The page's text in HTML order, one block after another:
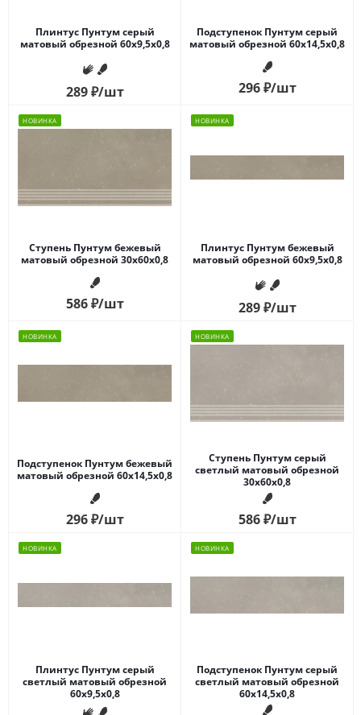
Плинтус Пунтум серый
матовый обрезной 60x9,5x0,8
289₽/шт
Подступенок Пунтум серый
матовый обрезной 60x14,5x0,8
296₽/шт
НОВИНКА
Ступень Пунтум бежевый
матовый обрезной 30x60x0,8
586₽/шт
НОВИНКА
Плинтус Пунтум бежевый
матовый обрезной 60x9,5x0,8
289₽/шт
НОВИНКА
Подступенок Пунтум бежевый
матовый обрезной 60x14,5x0,8
296₽/шт
НОВИНКА
Ступень Пунтум серый
светлый матовый обрезной
30x60x0,8
586₽/шт
НОВИНКА
Плинтус Пунтум серый
светлый матовый обрезной
60x9,5x0,8
НОВИНКА
Подступенок Пунтум серый
светлый матовый обрезной
60x14,5x0,8